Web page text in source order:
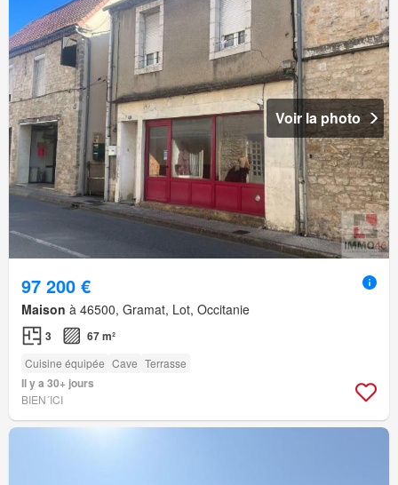
Voir la photo
97 200 €
Maison à 46500, Gramat, Lot, Occitanie
3 67 m²
Cuisine équipée Cave Terrasse
Il y a 30+ jours
BIEN´ICI